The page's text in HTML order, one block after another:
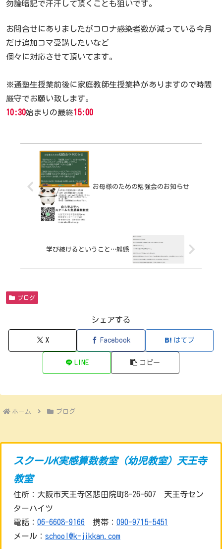
勿論暗記で汗汗して頂くことも狙いです。
お問合せにありましたがコロナ感染者数が減っている今月
だけ追加コマ受講したいなど
個々に対応させて頂いてます。
※通塾生授業前後に家庭教師生授業枠がありますので時間
厳守でお願い致します。
10:30始まりの最終15:00
お母様のための勉強会のお知らせ
学び続けるということ…雑感
ブログ
シェアする
X Facebook はてブ
LINE コピー
ホーム ブログ
スクールK実感算数教室（幼児教室）天王寺
教室
住所：大阪市天王寺区悲田院町8-26-607 天王寺セン
ターハイツ
電話： 06-6608-9166 携帯： 090-9715-5451
メール： school@k-jikkan.com